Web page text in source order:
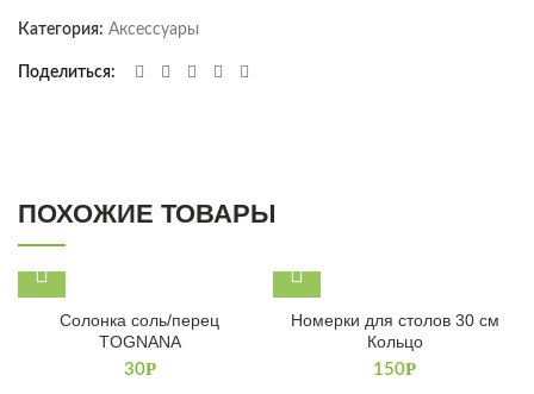
Категория: Аксессуары
Поделиться
ПОХОЖИЕ ТОВАРЫ
Солонка соль/перец
TOGNANA
30Р
Номерки для столов 30 см
Кольцо
150Р